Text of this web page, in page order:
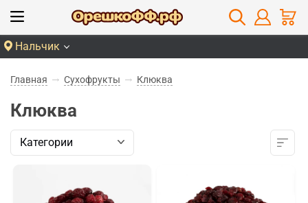
Нальчик
Главная Сухофрукты Клюква
Клюква
Категории